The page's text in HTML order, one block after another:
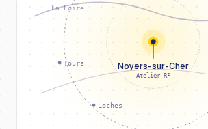
La Loire
Tours
Loches
Noyers-sur-Cher
Atelier R²